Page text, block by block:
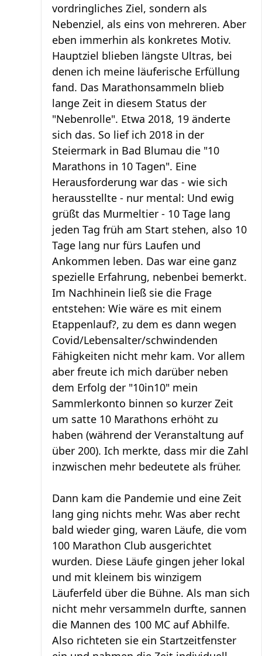
vordringliches Ziel, sondern als
Nebenziel, als eins von mehreren. Aber
eben immerhin als konkretes Motiv.
Hauptziel blieben längste Ultras, bei
denen ich meine läuferische Erfüllung
fand. Das Marathonsammeln blieb
lange Zeit in diesem Status der
"Nebenrolle". Etwa 2018, 19 änderte
sich das. So lief ich 2018 in der
Steiermark in Bad Blumau die "10
Marathons in 10 Tagen". Eine
Herausforderung war das - wie sich
herausstellte - nur mental: Und ewig
grüßt das Murmeltier - 10 Tage lang
jeden Tag früh am Start stehen, also 10
Tage lang nur fürs Laufen und
Ankommen leben. Das war eine ganz
spezielle Erfahrung, nebenbei bemerkt.
Im Nachhinein ließ sie die Frage
entstehen: Wie wäre es mit einem
Etappenlauf?, zu dem es dann wegen
Covid/Lebensalter/schwindenden
Fähigkeiten nicht mehr kam. Vor allem
aber freute ich mich darüber neben
dem Erfolg der "10in10" mein
Sammlerkonto binnen so kurzer Zeit
um satte 10 Marathons erhöht zu
haben (während der Veranstaltung auf
über 200). Ich merkte, dass mir die Zahl
inzwischen mehr bedeutete als früher.
Dann kam die Pandemie und eine Zeit
lang ging nichts mehr. Was aber recht
bald wieder ging, waren Läufe, die vom
100 Marathon Club ausgerichtet
wurden. Diese Läufe gingen jeher lokal
und mit kleinem bis winzigem
Läuferfeld über die Bühne. Als man sich
nicht mehr versammeln durfte, sannen
die Mannen des 100 MC auf Abhilfe.
Also richteten sie ein Startzeitfenster